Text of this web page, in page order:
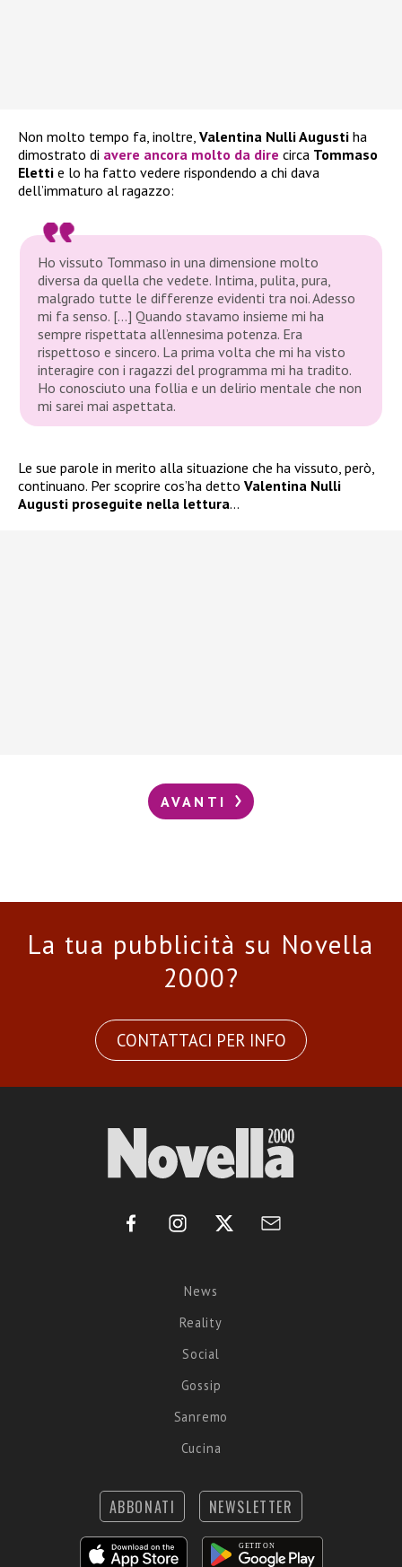
Non molto tempo fa, inoltre, Valentina Nulli Augusti ha
dimostrato di avere ancora molto da dire circa Tommaso
Eletti e lo ha fatto vedere rispondendo a chi dava
dell’immaturo al ragazzo:
Ho vissuto Tommaso in una dimensione molto
diversa da quella che vedete. Intima, pulita, pura,
malgrado tutte le differenze evidenti tra noi. Adesso
mi fa senso. […] Quando stavamo insieme mi ha
sempre rispettata all’ennesima potenza. Era
rispettoso e sincero. La prima volta che mi ha visto
interagire con i ragazzi del programma mi ha tradito.
Ho conosciuto una follia e un delirio mentale che non
mi sarei mai aspettata.
Le sue parole in merito alla situazione che ha vissuto, però,
continuano. Per scoprire cos’ha detto Valentina Nulli
Augusti proseguite nella lettura…
AVANTI
La tua pubblicità su Novella
2000?
CONTATTACI PER INFO
News
Reality
Social
Gossip
Sanremo
Cucina
ABBONATI NEWSLETTER